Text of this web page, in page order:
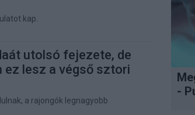
kap.
utolsó fejezete, de
ez lesz a végső sztori
a rajongók legnagyobb
-